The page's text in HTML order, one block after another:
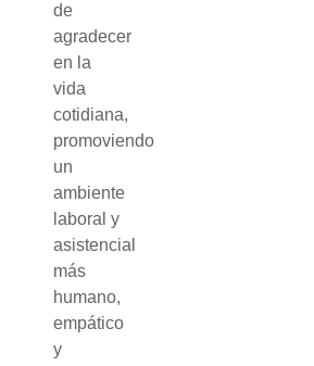
de
agradecer
en la
vida
cotidiana,
promoviendo
un
ambiente
laboral y
asistencial
más
humano,
empático
y